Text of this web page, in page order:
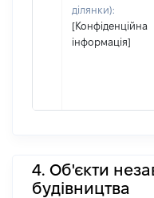
ділянки):
[Конфіденційна
інформація]
4. Об'єкти
будівництва